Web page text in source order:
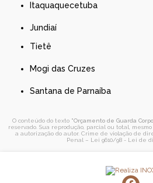
Itaquaquecetuba
Jundiaí
Tietê
Mogi das Cruzes
Santana de Parnaíba
O conteúdo do texto "Orçamento de Guarda
reservado. Sua reprodução, parcial ou total,
a autorização do autor. Crime de violação de
Penal – Lei 9610/98 - Lei de